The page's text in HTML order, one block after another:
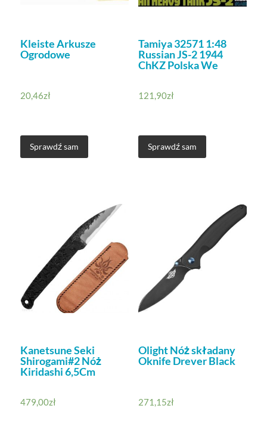
Kleiste Arkusze
Ogrodowe
20,46zł
Sprawdź sam
Tamiya 32571 1:48
Russian JS-2 1944
ChKZ Polska We
121,90zł
Sprawdź sam
Kanetsune Seki
Shirogami#2 Nóż
Kiridashi 6,5Cm
479,00zł
Olight Nóż składany
Oknife Drever Black
271,15zł